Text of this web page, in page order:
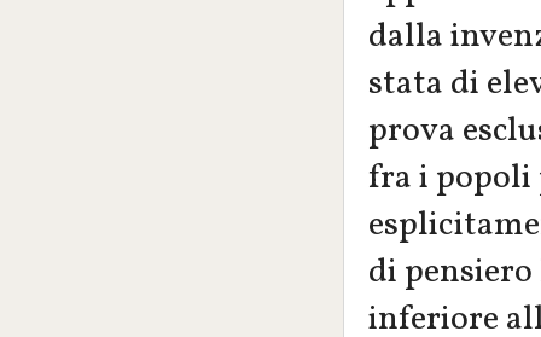
dalla
stata di
prova
fra i popoli
di
inferiore